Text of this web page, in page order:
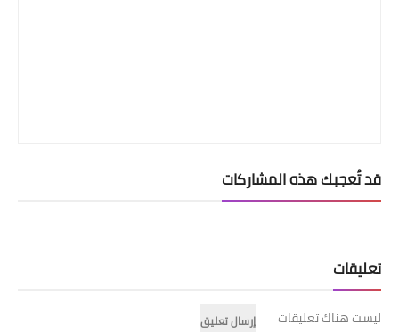
قد تُعجبك هذه المشاركات
تعليقات
ليست هناك تعليقات
إرسال تعليق